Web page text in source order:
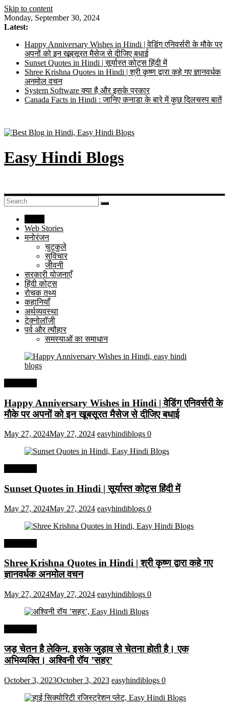
Skip to content
Monday, September 30, 2024
Latest:
Happy Anniversary Wishes in Hindi | वेडिंग एनिवर्सरी के मौके पर
अपनों को इन खूबसूरत मैसेज से दीजिए बधाई
Sunset Quotes in Hindi | सूर्यास्त कोट्स हिंदी में
Shree Krishna Quotes in Hindi | श्री कृष्ण द्वारा कहे गए ज्ञानवर्धक
अनमोल वचन
System Software क्या है और इसके प्रकार
Canada Facts in Hindi : जानिए कनाडा के बारे में कुछ दिलचस्प बातें
Easy Hindi Blogs
Web Stories
मनोरंजन
चुटकुले
सुविचार
जीवनी
सरकारी योजनाएँ
हिंदी कोट्स
रोचक तथ्य
कहानियाँ
अर्थव्यवस्था
टेक्नोलॉजी
पर्व और त्यौहार
समस्याओं का समाधान
Happy Anniversary Wishes in Hindi | वेडिंग एनिवर्सरी के
मौके पर अपनों को इन खूबसूरत मैसेज से दीजिए बधाई
May 27, 2024May 27, 2024 easyhindiblogs 0
Sunset Quotes in Hindi | सूर्यास्त कोट्स हिंदी में
May 27, 2024May 27, 2024 easyhindiblogs 0
Shree Krishna Quotes in Hindi | श्री कृष्ण द्वारा कहे गए
ज्ञानवर्धक अनमोल वचन
May 27, 2024May 27, 2024 easyhindiblogs 0
जड़ चेतन है लेकिन, इसके जुड़ाव से चेतना होती है। एक
अभिव्यक्ति। अश्विनी रॉय ’सहर’
October 3, 2023October 3, 2023 easyhindiblogs 0